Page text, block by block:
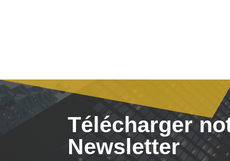
Télécharger
Newsletter